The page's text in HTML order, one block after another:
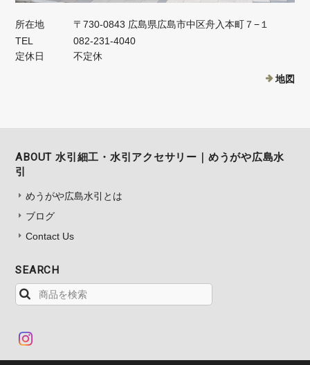
所在地
〒730-0843 広島県広島市中区舟入本町７−１
TEL
082-231-4040
定休日
不定休
地図
ABOUT 水引細工・水引アクセサリー｜めうがや広島水
引
めうがや広島水引とは
ブログ
Contact Us
SEARCH